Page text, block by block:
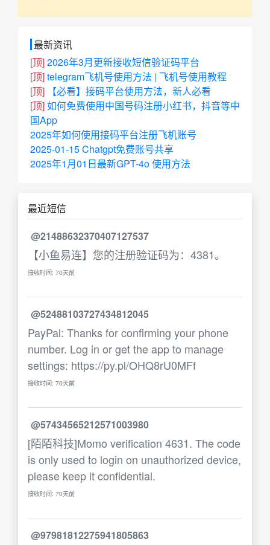
最新资讯
[顶]2026年3月更新接收短信验证码平台
[顶]telegram飞机号使用方法 | 飞机号使用教程
[顶]
【必看】接码平台使用方法，新人必看
[顶]如何免费使用中国号码注册小红书，抖音等中
国App
2025年如何使用接码平台注册飞机账号
2025-01-15 Chatgpt免费账号共享
2025年1月01日最新GPT-4o 使用方法
最近短信
@21488632370407127537
【小鱼易连】您的注册验证码为：4381。
接收时间: 70天前
@52488103727434812045
PayPal: Thanks for confirming your phone
number. Log in or get the app to manage
settings: https://py.pl/OHQ8rU0MFf
接收时间: 70天前
@57434565212571003980
[陌陌科技]Momo verification 4631. The code
is only used to login on unauthorized device,
please keep it confidential.
接收时间: 70天前
@97981812275941805863